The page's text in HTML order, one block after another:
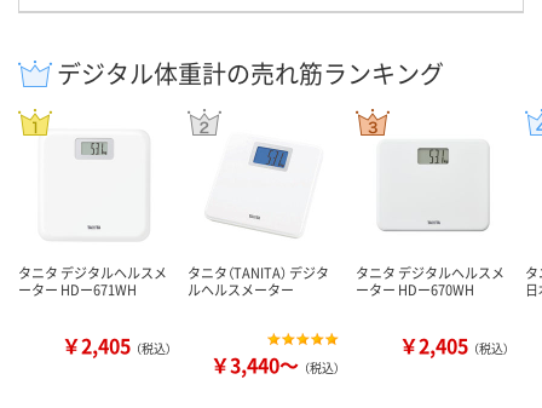
デジタル体重計の売れ筋ランキング
タニタ デジタルヘルスメ
ーター HDー671WH
￥2,405 （税込）
タニタ（TANITA） デジタ
ルヘルスメーター
￥3,440～ （税込）
タニタ デジタルヘルスメ
ーター HDー670WH
￥2,405 （税込）